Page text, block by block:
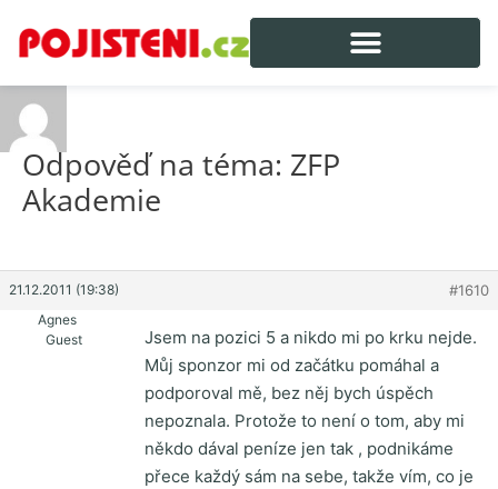
Odpověď na téma: ZFP
Akademie
21.12.2011 (19:38) #1610
Agnes
Guest
Jsem na pozici 5 a nikdo mi po krku nejde.
Můj sponzor mi od začátku pomáhal a
podporoval mě, bez něj bych úspěch
nepoznala. Protože to není o tom, aby mi
někdo dával peníze jen tak , podnikáme
přece každý sám na sebe, takže vím, co je